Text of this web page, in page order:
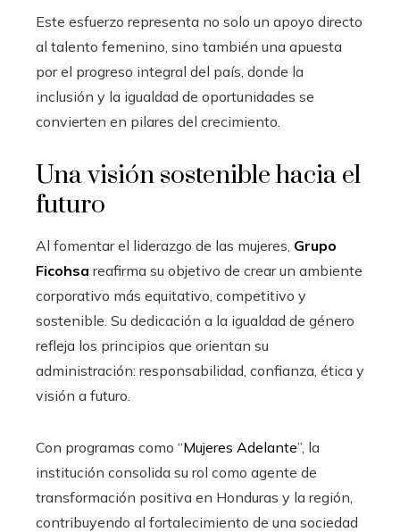
Este esfuerzo representa no solo un apoyo directo
al talento femenino, sino también una apuesta
por el progreso integral del país, donde la
inclusión y la igualdad de oportunidades se
convierten en pilares del crecimiento.
Una visión sostenible hacia el
futuro
Al fomentar el liderazgo de las mujeres, Grupo
Ficohsa reafirma su objetivo de crear un ambiente
corporativo más equitativo, competitivo y
sostenible. Su dedicación a la igualdad de género
refleja los principios que orientan su
administración: responsabilidad, confianza, ética y
visión a futuro.
Con programas como “Mujeres Adelante”, la
institución consolida su rol como agente de
transformación positiva en Honduras y la región,
contribuyendo al fortalecimiento de una sociedad